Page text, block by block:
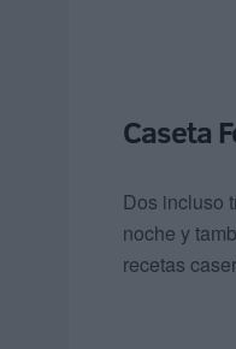
Caseta
Dos incluso
noche y
recetas